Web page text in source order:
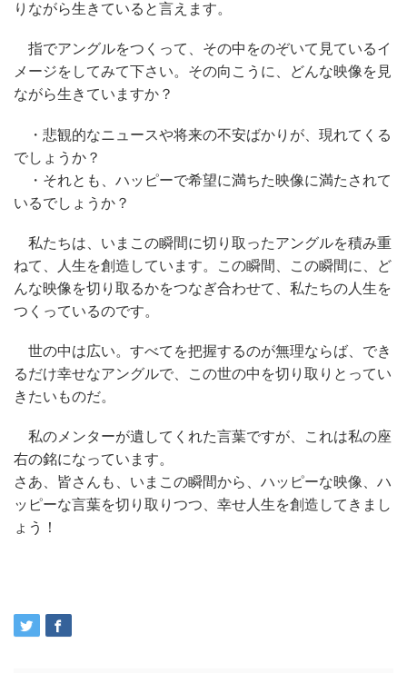
りながら生きていると言えます。
指でアングルをつくって、その中をのぞいて見ているイ
メージをしてみて下さい。その向こうに、どんな映像を見
ながら生きていますか？
・悲観的なニュースや将来の不安ばかりが、現れてくる
でしょうか？
・それとも、ハッピーで希望に満ちた映像に満たされて
いるでしょうか？
私たちは、いまこの瞬間に切り取ったアングルを積み重
ねて、人生を創造しています。この瞬間、この瞬間に、ど
んな映像を切り取るかをつなぎ合わせて、私たちの人生を
つくっているのです。
世の中は広い。すべてを把握するのが無理ならば、でき
るだけ幸せなアングルで、この世の中を切り取りとってい
きたいものだ。
私のメンターが遺してくれた言葉ですが、これは私の座
右の銘になっています。
さあ、皆さんも、いまこの瞬間から、ハッピーな映像、ハ
ッピーな言葉を切り取りつつ、幸せ人生を創造してきまし
ょう！